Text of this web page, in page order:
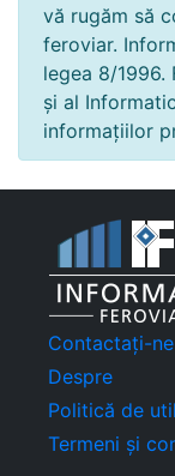
vă rugăm să
feroviar.
legea 8/1996.
și al
informațiilor
Contactați-ne
Despre
Politică de
Termeni și